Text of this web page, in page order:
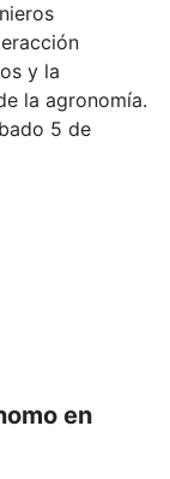
y la
la agronomía.
5 de
en